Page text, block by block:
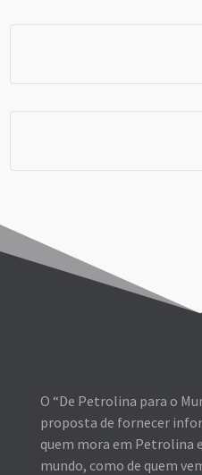
O “De Petrolina para o
proposta de fornecer
quem mora em Petrolina
mundo, como de quem